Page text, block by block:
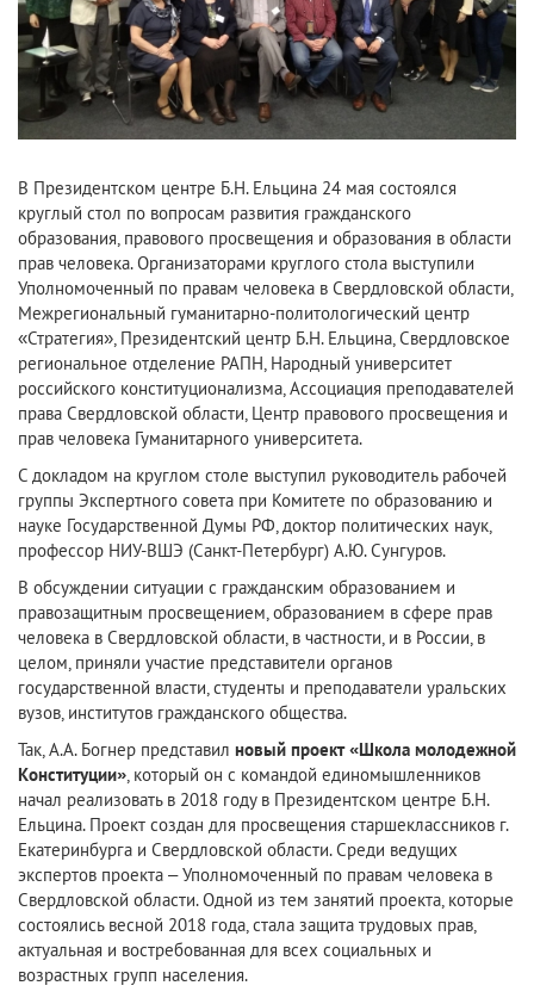
В Президентском центре Б.Н. Ельцина 24 мая состоялся
круглый стол по вопросам развития гражданского
образования, правового просвещения и образования в области
прав человека. Организаторами круглого стола выступили
Уполномоченный по правам человека в Свердловской области,
Межрегиональный гуманитарно-политологический центр
«Стратегия», Президентский центр Б.Н. Ельцина, Свердловское
региональное отделение РАПН, Народный университет
российского конституционализма, Ассоциация преподавателей
права Свердловской области, Центр правового просвещения и
прав человека Гуманитарного университета.
С докладом на круглом столе выступил руководитель рабочей
группы Экспертного совета при Комитете по образованию и
науке Государственной Думы РФ, доктор политических наук,
профессор НИУ-ВШЭ (Санкт-Петербург) А.Ю. Сунгуров.
В обсуждении ситуации с гражданским образованием и
правозащитным просвещением, образованием в сфере прав
человека в Свердловской области, в частности, и в России, в
целом, приняли участие представители органов
государственной власти, студенты и преподаватели уральских
вузов, институтов гражданского общества.
Так, А.А. Богнер представил новый проект «Школа молодежной
Конституции» , который он с командой единомышленников
начал реализовать в 2018 году в Президентском центре Б.Н.
Ельцина. Проект создан для просвещения старшеклассников г.
Екатеринбурга и Свердловской области. Среди ведущих
экспертов проекта – Уполномоченный по правам человека в
Свердловской области. Одной из тем занятий проекта, которые
состоялись весной 2018 года, стала защита трудовых прав,
актуальная и востребованная для всех социальных и
возрастных групп населения.